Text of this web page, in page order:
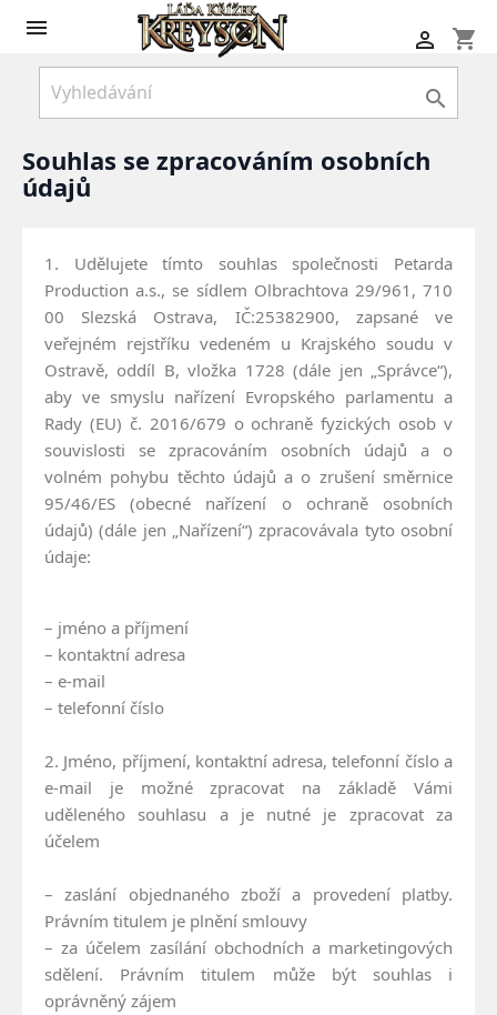
 shopping_cart


Souhlas se zpracováním osobních
údajů
1. Udělujete tímto souhlas společnosti Petarda
Production a.s., se sídlem Olbrachtova 29/961, 710
00 Slezská Ostrava, IČ:25382900, zapsané ve
veřejném rejstříku vedeném u Krajského soudu v
Ostravě, oddíl B, vložka 1728 (dále jen „Správce“),
aby ve smyslu nařízení Evropského parlamentu a
Rady (EU) č. 2016/679 o ochraně fyzických osob v
souvislosti se zpracováním osobních údajů a o
volném pohybu těchto údajů a o zrušení směrnice
95/46/ES (obecné nařízení o ochraně osobních
údajů) (dále jen „Nařízení“) zpracovávala tyto osobní
údaje:
– jméno a příjmení
– kontaktní adresa
– e-mail
– telefonní číslo
2. Jméno, příjmení, kontaktní adresa, telefonní číslo a
e-mail je možné zpracovat na základě Vámi
uděleného souhlasu a je nutné je zpracovat za
účelem
– zaslání objednaného zboží a provedení platby.
Právním titulem je plnění smlouvy
– za účelem zasílání obchodních a marketingových
sdělení. Právním titulem může být souhlas i
oprávněný zájem